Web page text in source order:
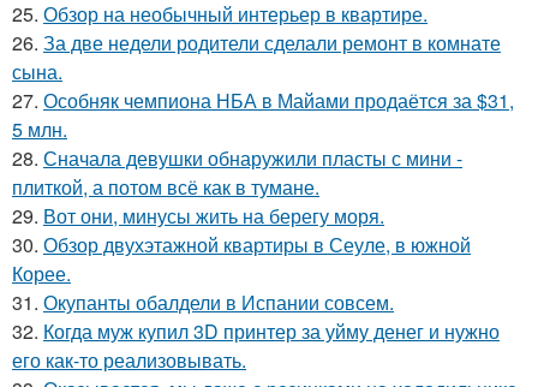
25. Обзор на необычный интерьер в квартире.
26. За две недели родители сделали ремонт в комнате
сына.
27. Особняк чемпиона НБА в Майами продаётся за $31,
5 млн.
28. Сначала девушки обнаружили пласты с мини -
плиткой, а потом всё как в тумане.
29. Вот они, минусы жить на берегу моря.
30. Обзор двухэтажной квартиры в Сеуле, в южной
Корее.
31. Окупанты обалдели в Испании совсем.
32. Когда муж купил 3D принтер за уйму денег и нужно
его как-то реализовывать.